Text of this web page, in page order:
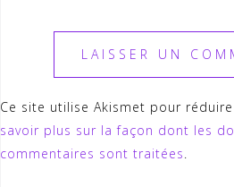
Ce site utilise Akismet pour
savoir plus sur la façon dont les
commentaires sont traitées.